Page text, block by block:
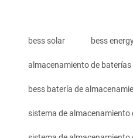
bess solar bess
almacenamiento de baterías
bess batería de
sistema de almacenamiento